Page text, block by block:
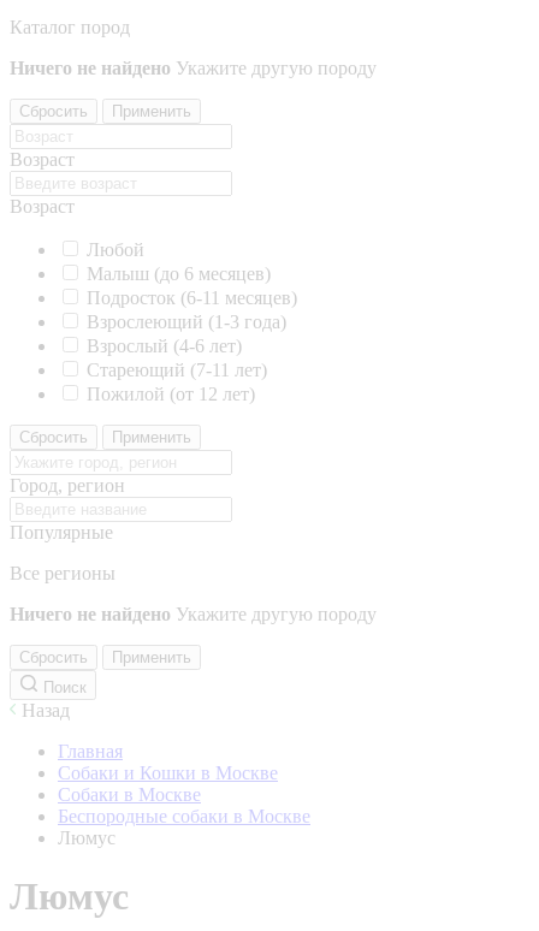
Каталог пород
Ничего не найдено Укажите другую породу
Сбросить Применить
Возраст
Возраст
Любой
Малыш (до 6 месяцев)
Подросток (6-11 месяцев)
Взрослеющий (1-3 года)
Взрослый (4-6 лет)
Стареющий (7-11 лет)
Пожилой (от 12 лет)
Сбросить Применить
Город, регион
Популярные
Все регионы
Ничего не найдено Укажите другую породу
Сбросить
Применить
Поиск
Назад
Главная
Собаки и Кошки в Москве
Собаки в Москве
Беспородные собаки в Москве
Люмус
Люмус